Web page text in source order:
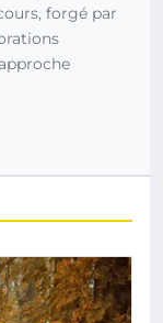
forgé par